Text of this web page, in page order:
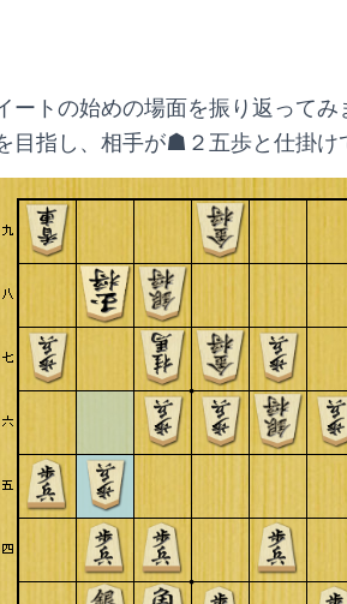
ートの始めの場面を振り返って
目指し、相手が☗２五歩と仕掛け